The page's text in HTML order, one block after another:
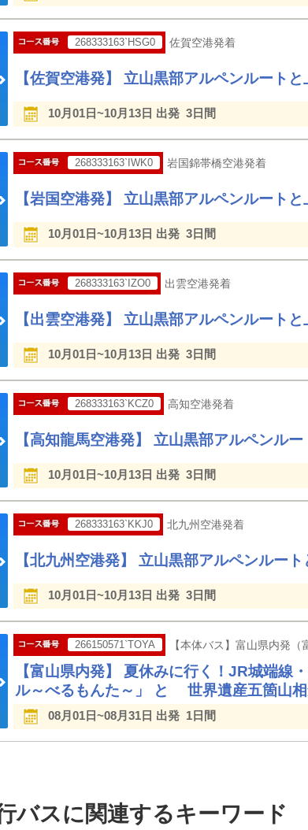
268333163`HSG0 佐賀空港発着
【佐賀空港発】 立山黒部アルペンルート
10月01日~10月13日 出発 3日間
268333163`IWK0 岩国錦帯橋空港発着
【岩国空港発】 立山黒部アルペンルート
10月01日~10月13日 出発 3日間
268333163`IZO0 出雲空港発着
【出雲空港発】 立山黒部アルペンルート
10月01日~10月13日 出発 3日間
268333163`KCZ0 高知空港発着
【高知龍馬空港発】 立山黒部アルペンル
10月01日~10月13日 出発 3日間
268333163`KKJ0 北九州空港発着
【北九州空港発】 立山黒部アルペンルー
10月01日~10月13日 出発 3日間
266150571`TOYA 【本体バス】富山県内発（
【富山県内発】 夏休みに行く！JR城端線
ル～べるもんた～」 と 世界遺産五箇
08月01日~08月31日 出発 1日間
バスに関連するキーワード